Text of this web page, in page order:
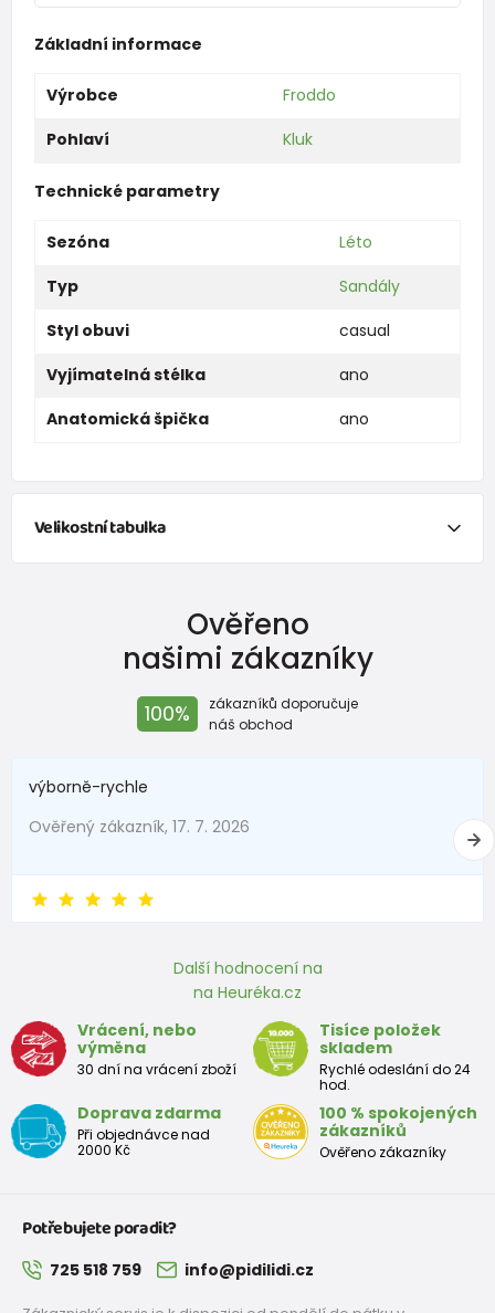
Základní informace
Výrobce
Froddo
Pohlaví
Kluk
Technické parametry
Sezóna
Léto
Typ
Sandály
Styl obuvi
casual
Vyjímatelná stélka
ano
Anatomická špička
ano
Velikostní tabulka
169 176 182 188 195 202
Ověřeno
našimi zákazníky
100%
zákazníků doporučuje
náš obchod
výborně-rychle
Ověřený zákazník, 17. 7. 2026
Další hodnocení na
na Heuréka.cz
Vrácení, nebo
výměna
30 dní na vrácení zboží
Tisíce položek
skladem
Rychlé odeslání do 24
hod.
Doprava zdarma
Při objednávce nad
2000 Kč
100 % spokojených
zákazníků
Ověřeno zákazníky
Potřebujete poradit?
725 518 759 info@pidilidi.cz